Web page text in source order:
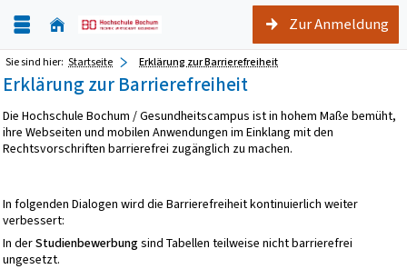
Zur Anmeldung
Sie sind hier: Startseite Erklärung zur Barrierefreiheit
Erklärung zur Barrierefreiheit
Die Hochschule Bochum / Gesundheitscampus ist in hohem Maße bemüht,
ihre Webseiten und mobilen Anwendungen im Einklang mit den
Rechtsvorschriften barrierefrei zugänglich zu machen.
In folgenden Dialogen wird die Barrierefreiheit kontinuierlich weiter
verbessert:
In derStudienbewerbungsind Tabellen teilweise nicht barrierefrei
ungesetzt.